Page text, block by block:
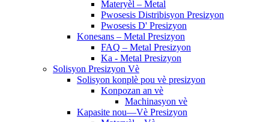
Materyèl – Metal
Pwosesis Distribisyon Presizyon
Pwosesis D' Presizyon
Konesans – Metal Presizyon
FAQ – Metal Presizyon
Ka - Metal Presizyon
Solisyon Presizyon Vè
Solisyon konplè pou vè presizyon
Konpozan an vè
Machinasyon vè
Kapasite nou—Vè Presizyon